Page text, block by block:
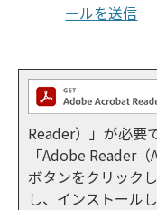
ールを送信
Reader）」が必要
「Adobe Reader
ボタンをクリック
し、インストール